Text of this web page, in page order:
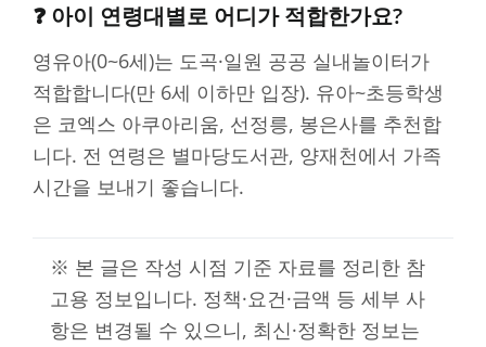
❓ 아이 연령대별로 어디가 적합한가요?
영유아(0~6세)는 도곡·일원 공공 실내놀이터가
적합합니다(만 6세 이하만 입장). 유아~초등학생
은 코엑스 아쿠아리움, 선정릉, 봉은사를 추천합
니다. 전 연령은 별마당도서관, 양재천에서 가족
시간을 보내기 좋습니다.
※ 본 글은 작성 시점 기준 자료를 정리한 참
고용 정보입니다. 정책·요건·금액 등 세부 사
항은 변경될 수 있으니, 최신·정확한 정보는